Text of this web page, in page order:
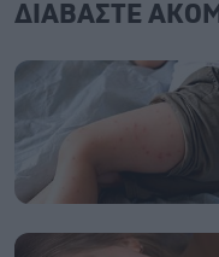
ΔΙΑΒΑΣΤΕ